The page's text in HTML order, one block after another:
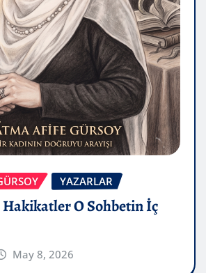
YAZARLAR
O Sohbetin İç
May 8, 2026